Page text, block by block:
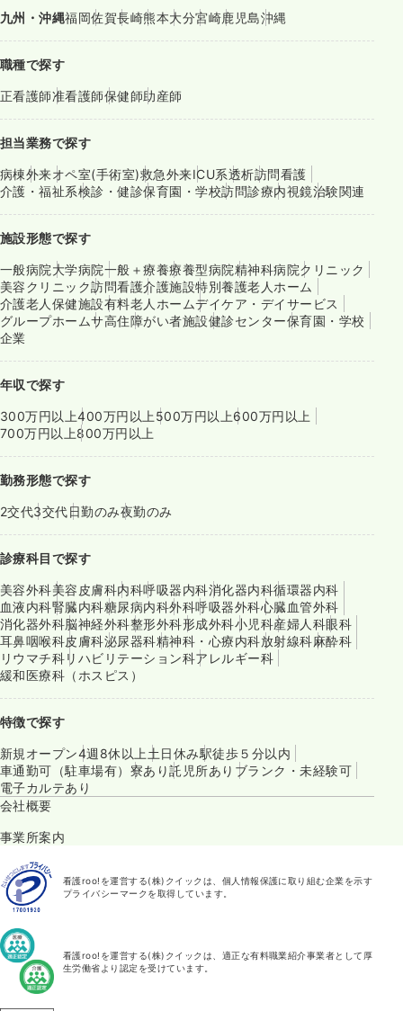
九州・沖縄福岡佐賀長崎熊本大分宮崎鹿児島沖縄
職種で探す
正看護師准看護師保健師助産師
担当業務で探す
病棟外来オペ室(手術室)救急外来ICU系透析訪問看護
介護・福祉系検診・健診保育園・学校訪問診療内視鏡治験関連
施設形態で探す
一般病院大学病院一般＋療養療養型病院精神科病院クリニック
美容クリニック訪問看護介護施設特別養護老人ホーム
介護老人保健施設有料老人ホームデイケア・デイサービス
グループホームサ高住障がい者施設健診センター保育園・学校
企業
年収で探す
300万円以上400万円以上 500万円以上600万円以上
700万円以上800万円以上
勤務形態で探す
2交代3交代日勤のみ夜勤のみ
診療科目で探す
美容外科美容皮膚科内科呼吸器内科消化器内科循環器内科
血液内科腎臓内科糖尿病内科外科呼吸器外科心臓血管外科
消化器外科脳神経外科整形外科形成外科小児科産婦人科眼科
耳鼻咽喉科皮膚科泌尿器科精神科・心療内科放射線科麻酔科
リウマチ科リハビリテーション科アレルギー科
緩和医療科（ホスピス）
特徴で探す
新規オープン4週8休以上 土日休み駅徒歩５分以内
車通勤可（駐車場有） 寮あり託児所あり ブランク・未経験可
電子カルテあり
会社概要
事業所案内
看護roo!を運営する(株)クイックは、個人情報保護に取り組む企業を示す
プライバシーマークを取得しています。
看護roo!を運営する(株)クイックは、適正な有料職業紹介事業者として厚
生労働省より認定を受けています。